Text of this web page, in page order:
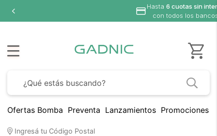
Hasta 6 cuotas sin
con todos los
Ofertas Bomba Preventa Lanzamientos Promociones
Ingresá tu Código Postal